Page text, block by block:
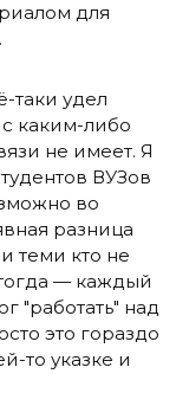
для
таки удел
каким-либо
не имеет. Я
ВУЗов
во
разница
теми кто не
— каждый
"работать" над
это гораздо
то указке и